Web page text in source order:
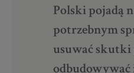
Polski pojadą
potrzebnym
usuwać skutki